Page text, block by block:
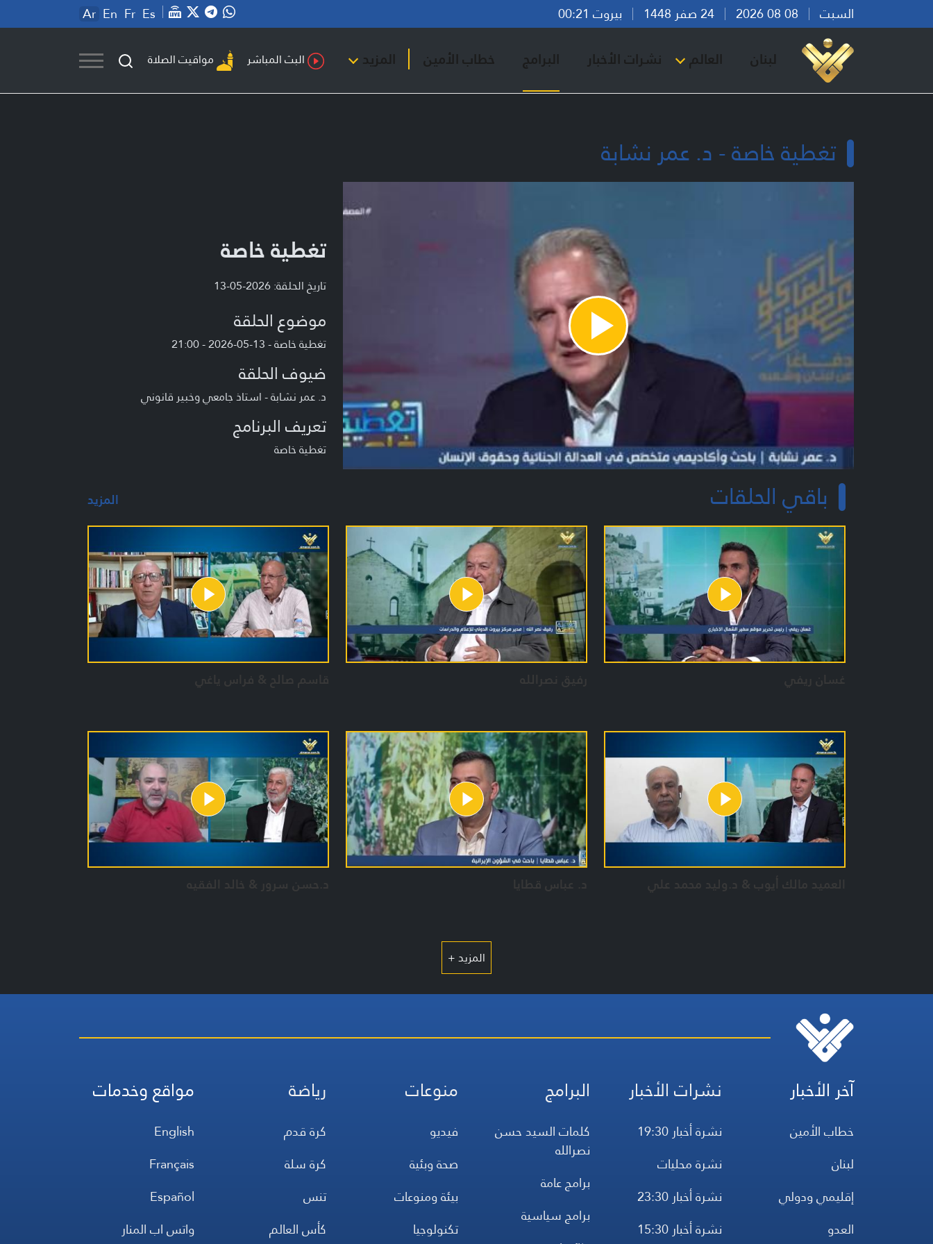
السبت بيروت 00:21 Ar En Fr Es
لبنان العالم نشرات الأخبار البرامج خطاب الأمين المزيد البث المباشر مواقيت الصلاة
تغطية خاصة - د. عمر نشابة
Play
Video
تغطية خاصة
تاريخ الحلقة: 2026-05-13
موضوع الحلقة
تغطية خاصة - 13-05-2026 - 21:00
ضيوف الحلقة
د. عمر نشابة - استاذ جامعي وخبير قانوني
تعريف البرنامج
تغطية خاصة
باقي الحلقات المزيد
غسان ريفي رفيق نصرالله قاسم صالح & فراس ياغي
العميد مالك أيوب & د.وليد محمد علي د. عباس قطايا د.حسن سرور & خالد الفقيه
المزيد +
آخر الأخبار
خطاب الأمين
لبنان
إقليمي ودولي
العدو
نشرات الأخبار
نشرة أخبار 19:30
نشرة محليات
نشرة أخبار 23:30
نشرة أخبار 15:30
البرامج
كلمات السيد حسن
نصرالله
برامج عامة
برامج سياسية
منوعات
فيديو
صحة وبئية
بيئة ومنوعات
تكنولوجيا
رياضة
كرة قدم
كرة سلة
تنس
كأس العالم
مواقع وخدمات
English
Français
Español
واتس اب المنار